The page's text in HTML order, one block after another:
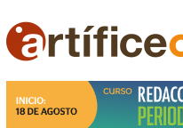
contenido
Artificecrea
Blog de Artífice Comunicadores,
diversos formatos,